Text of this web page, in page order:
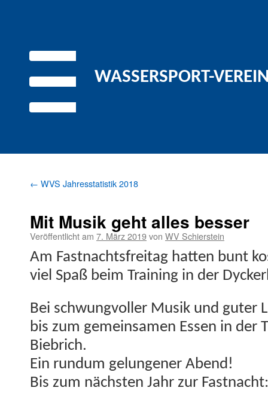
WASSERSPORT-
← WVS Jahresstatistik 2018
Mit Musik geht alles besser
Veröffentlicht am 7. März 2019von WV Schierstein
Am Fast­nachts­fre­itag hat­ten bunt
viel Spaß beim Train­ing in der
Bei schwungvoller Musik und guter
bis zum gemein­samen Essen in der
Biebrich.
Ein run­dum gelun­gener Abend!
Bis zum näch­sten Jahr zur Fastnacht: